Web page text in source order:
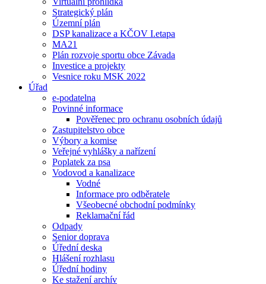
Strategický plán
Územní plán
DSP kanalizace a KČOV I.etapa
MA21
Plán rozvoje sportu obce Závada
Investice a projekty
Vesnice roku MSK 2022
Úřad
e-podatelna
Povinné informace
Pověřenec pro ochranu osobních údajů
Zastupitelstvo obce
Výbory a komise
Veřejné vyhlášky a nařízení
Poplatek za psa
Vodovod a kanalizace
Vodné
Informace pro odběratele
Všeobecné obchodní podmínky
Reklamační řád
Odpady
Senior doprava
Úřední deska
Hlášení rozhlasu
Úřední hodiny
Ke stažení archív